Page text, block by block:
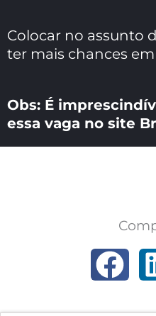
Colocar no assunto
ter mais chances
Obs: É
essa vaga no site